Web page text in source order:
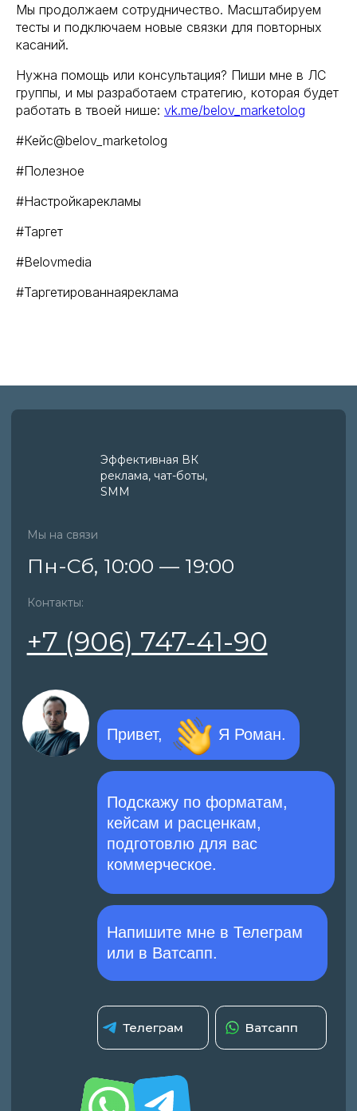
Мы продолжаем сотрудничество. Масштабируем
тесты и подключаем новые связки для повторных
касаний.
Нужна помощь или консультация? Пиши мне в ЛС
группы, и мы разработаем стратегию, которая будет
работать в твоей нише: vk.me/belov_marketolog
#Кейс@belov_marketolog
#Полезное
#Настройкарекламы
#Таргет
#Belovmedia
#Таргетированнаяреклама